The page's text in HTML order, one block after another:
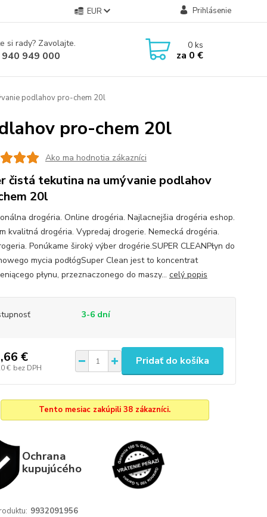
EUR Prihlásenie
si rady? Zavolajte.
949 000
0ks
za 0 €
podlahov pro-chem 20l
pro-chem 20l
Ako ma hodnotia zákazníci
čistá tekutina na umývanie podlahov
20l
drogéria. Online drogéria. Najlacnejšia drogéria eshop.
kvalitná drogéria. Vypredaj drogerie. Nemecká drogéria.
Ponúkame široký výber drogérie.SUPER CLEANPłyn do
mycia podłógSuper Clean jest to koncentrat
płynu, przeznaczonego do maszy... celý popis
3-6 dní
€
€ bez DPH
Pridať do košíka
Tento mesiac zakúpili 38 zákazníci.
Ochrana
kupujúcého
9932091956